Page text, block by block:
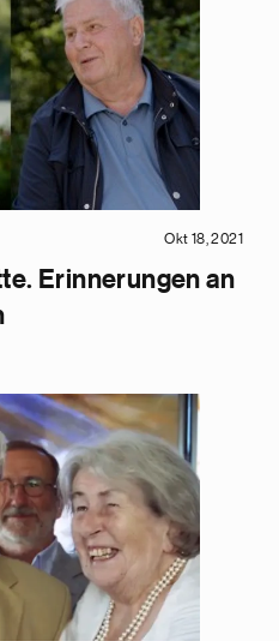
Okt 18, 2021
Erinnerungen an